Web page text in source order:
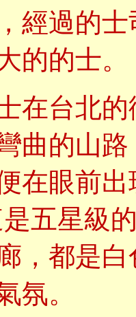
經過的
的的士。
在台北
曲的山
在眼前
五星級
，都是
氛。